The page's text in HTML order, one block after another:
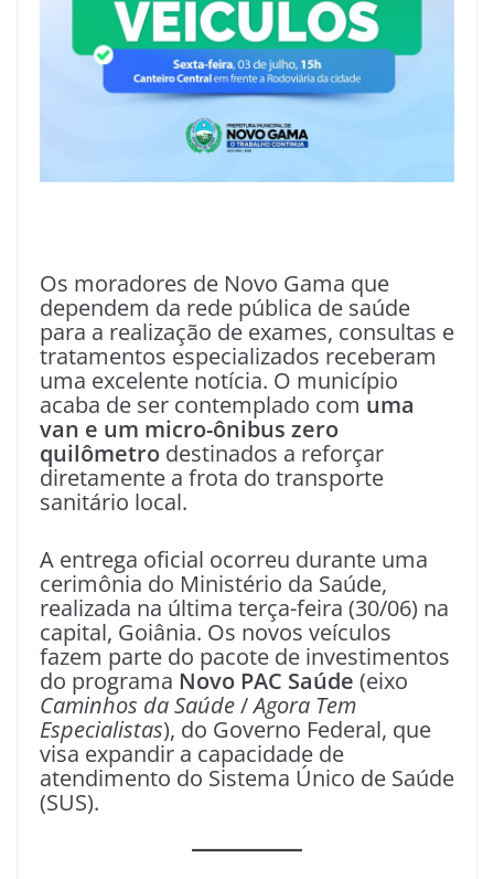
Os moradores de Novo Gama que
dependem da rede pública de saúde
para a realização de exames, consultas e
tratamentos especializados receberam
uma excelente notícia. O município
acaba de ser contemplado com uma
van e um micro-ônibus zero
quilômetro destinados a reforçar
diretamente a frota do transporte
sanitário local.
A entrega oficial ocorreu durante uma
cerimônia do Ministério da Saúde,
realizada na última terça-feira (30/06) na
capital, Goiânia. Os novos veículos
fazem parte do pacote de investimentos
do programa Novo PAC Saúde (eixo
Caminhos da Saúde/Agora Tem
Especialistas), do Governo Federal, que
visa expandir a capacidade de
atendimento do Sistema Único de Saúde
(SUS).